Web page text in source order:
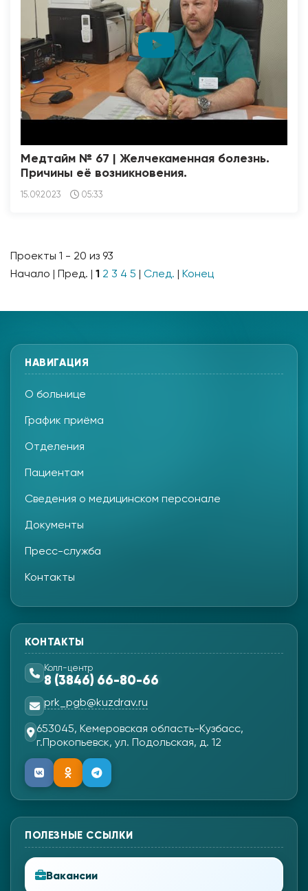
Медтайм № 67 | Желчекаменная болезнь.
Причины её возникновения.
15.09.2023 05:33
Проекты 1 - 20 из 93
Начало | Пред. | 1 2 3 4 5 След. Конец
НАВИГАЦИЯ
О больнице
График приёма
Отделения
Пациентам
Сведения о медицинском персонале
Документы
Пресс-служба
Контакты
КОНТАКТЫ
Колл-центр
8 (3846) 66-80-66
prk_pgb@kuzdrav.ru
653045, Кемеровская область-Кузбасс,
г.Прокопьевск, ул. Подольская, д. 12
ПОЛЕЗНЫЕ ССЫЛКИ
Вакансии